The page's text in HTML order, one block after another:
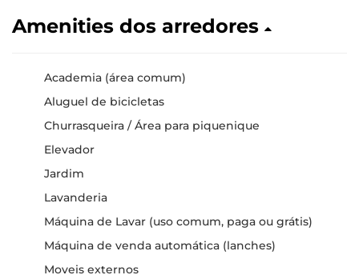
Amenities dos arredores
Academia (área comum)
Aluguel de bicicletas
Churrasqueira / Área para piquenique
Elevador
Jardim
Lavanderia
Máquina de Lavar (uso comum, paga ou grátis)
Máquina de venda automática (lanches)
Moveis externos